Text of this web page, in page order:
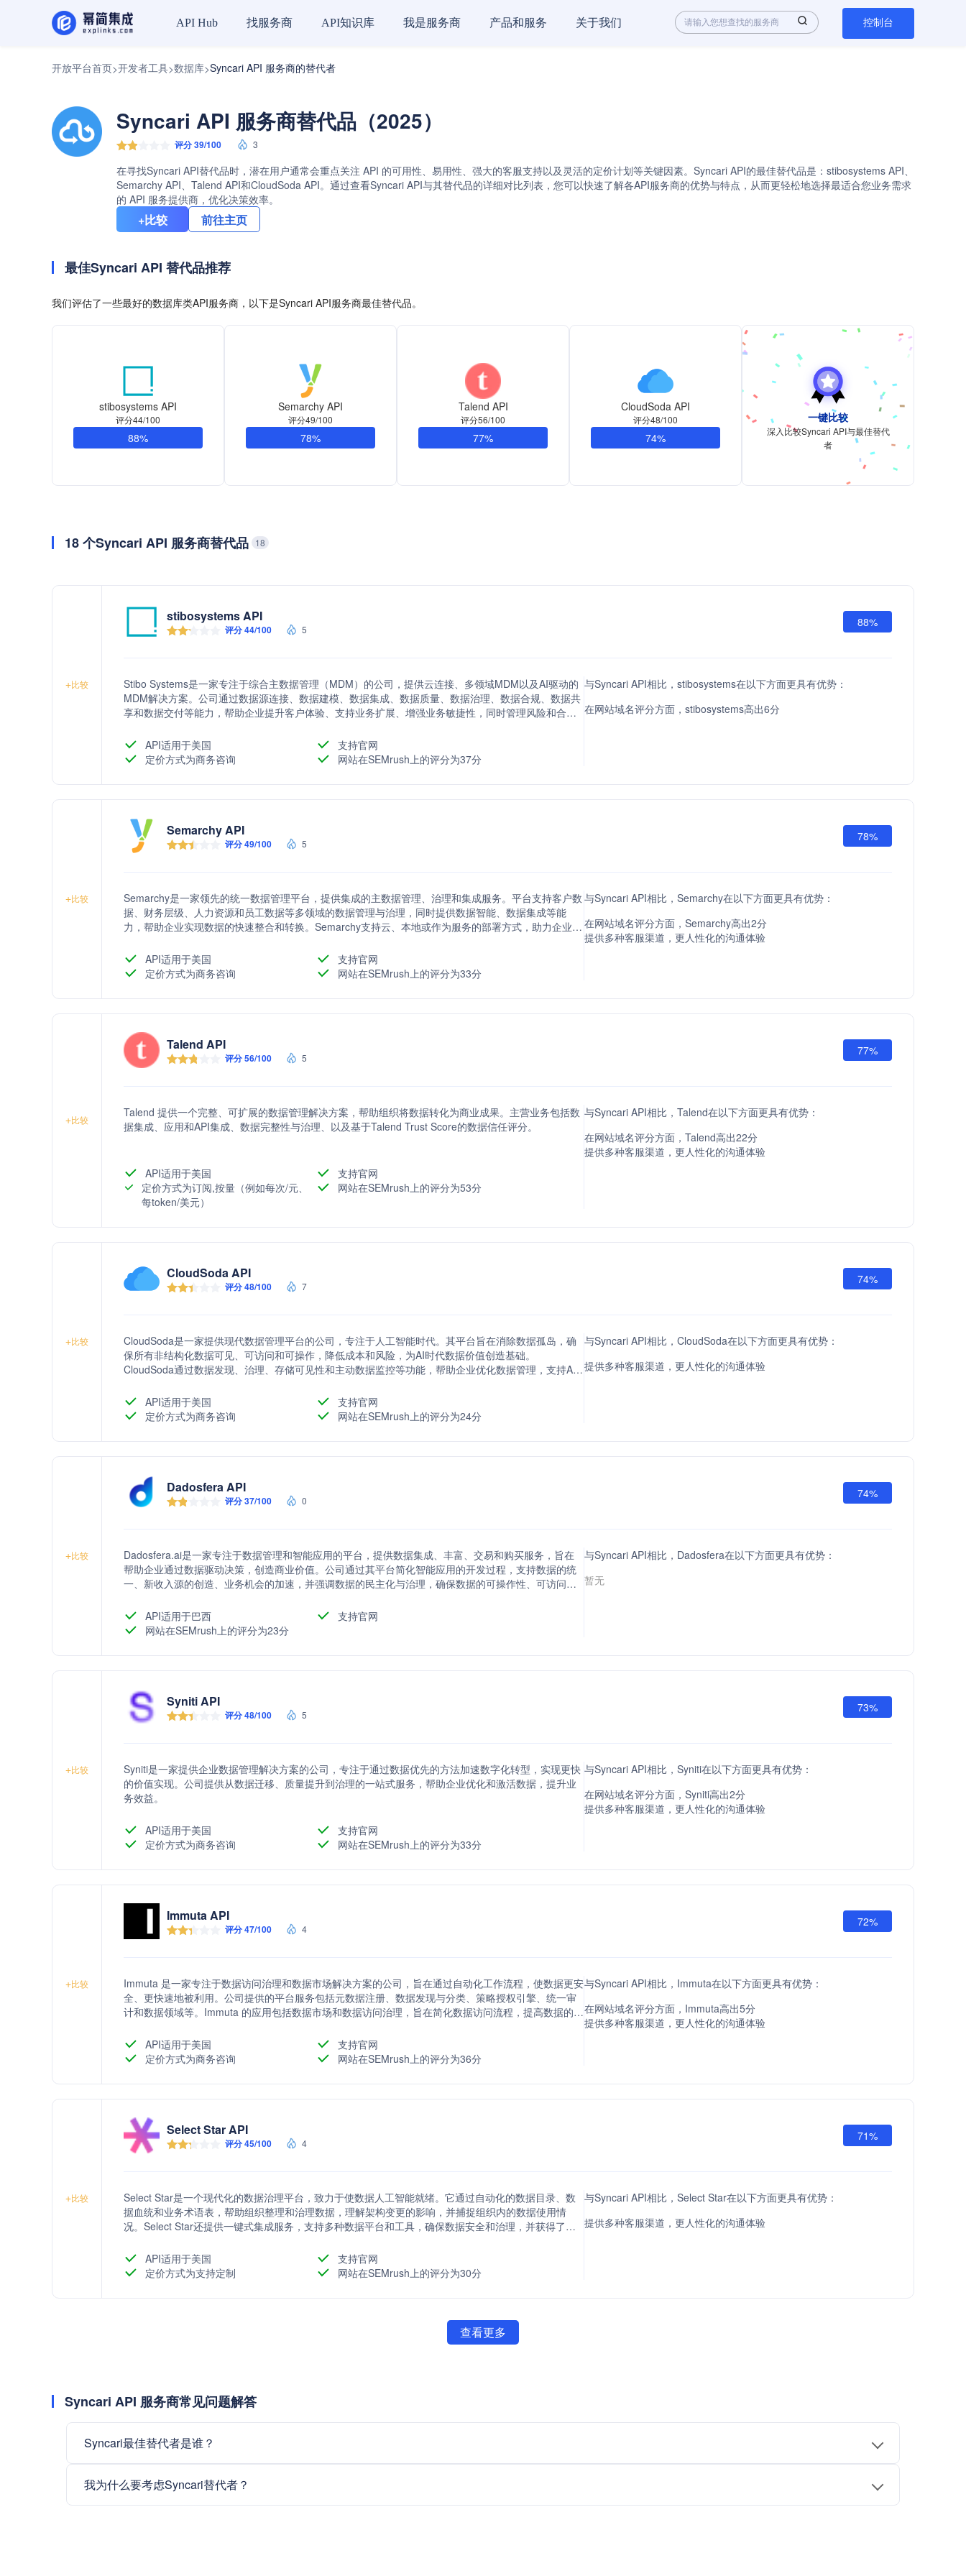
API Hub 找服务商 API知识库 我是服务商 产品和服务 关于我们 控制台
开放平台首页>开发者工具>数据库>Syncari API 服务商的替代者
Syncari API 服务商替代品（2025）
评分 39/100 3
在寻找Syncari API替代品时，潜在用户通常会重点关注 API 的可用性、易用性、强大的客服支持以及灵活的定价计划等关键因素。Syncari API的最佳替代品是：stibosystems API、
Semarchy API、Talend API和CloudSoda API。通过查看Syncari API与其替代品的详细对比列表，您可以快速了解各API服务商的优势与特点，从而更轻松地选择最适合您业务需求
的 API 服务提供商，优化决策效率。
+比较 前往主页
最佳Syncari API 替代品推荐
我们评估了一些最好的数据库类API服务商，以下是Syncari API服务商最佳替代品。
stibosystems API
评分44/100
88%
Semarchy API
评分49/100
78%
Talend API
评分56/100
77%
CloudSoda API
评分48/100
74%
一键比较
深入比较Syncari API与最佳替代
者
18 个Syncari API 服务商替代品 18
+比较
stibosystems API
评分 44/100 5
88%
Stibo Systems是一家专注于综合主数据管理（MDM）的公司，提供云连接、多领域MDM以及AI驱动的
MDM解决方案。公司通过数据源连接、数据建模、数据集成、数据质量、数据治理、数据合规、数据共
享和数据交付等能力，帮助企业提升客户体验、支持业务扩展、增强业务敏捷性，同时管理风险和合规
API适用于美国
支持官网
定价方式为商务咨询
网站在SEMrush上的评分为37分
与Syncari API相比，stibosystems在以下方面更具有优势：
在网站域名评分方面，stibosystems高出6分
+比较
Semarchy API
评分 49/100 5
78%
Semarchy是一家领先的统一数据管理平台，提供集成的主数据管理、治理和集成服务。平台支持客户数
据、财务层级、人力资源和员工数据等多领域的数据管理与治理，同时提供数据智能、数据集成等能
力，帮助企业实现数据的快速整合和转换。Semarchy支持云、本地或作为服务的部署方式，助力企业构
API适用于美国
支持官网
定价方式为商务咨询
网站在SEMrush上的评分为33分
与Syncari API相比，Semarchy在以下方面更具有优势：
在网站域名评分方面，Semarchy高出2分
提供多种客服渠道，更人性化的沟通体验
+比较
Talend API
评分 56/100 5
77%
Talend 提供一个完整、可扩展的数据管理解决方案，帮助组织将数据转化为商业成果。主营业务包括数
据集成、应用和API集成、数据完整性与治理、以及基于Talend Trust Score的数据信任评分。
API适用于美国
支持官网
定价方式为订阅,按量（例如每次/元、
每token/美元）
网站在SEMrush上的评分为53分
与Syncari API相比，Talend在以下方面更具有优势：
在网站域名评分方面，Talend高出22分
提供多种客服渠道，更人性化的沟通体验
+比较
CloudSoda API
评分 48/100 7
74%
CloudSoda是一家提供现代数据管理平台的公司，专注于人工智能时代。其平台旨在消除数据孤岛，确
保所有非结构化数据可见、可访问和可操作，降低成本和风险，为AI时代数据价值创造基础。
CloudSoda通过数据发现、治理、存储可见性和主动数据监控等功能，帮助企业优化数据管理，支持AI
API适用于美国
支持官网
定价方式为商务咨询
网站在SEMrush上的评分为24分
与Syncari API相比，CloudSoda在以下方面更具有优势：
提供多种客服渠道，更人性化的沟通体验
+比较
Dadosfera API
评分 37/100 0
74%
Dadosfera.ai是一家专注于数据管理和智能应用的平台，提供数据集成、丰富、交易和购买服务，旨在
帮助企业通过数据驱动决策，创造商业价值。公司通过其平台简化智能应用的开发过程，支持数据的统
一、新收入源的创造、业务机会的加速，并强调数据的民主化与治理，确保数据的可操作性、可访问性
API适用于巴西
支持官网
网站在SEMrush上的评分为23分
与Syncari API相比，Dadosfera在以下方面更具有优势：
暂无
+比较
Syniti API
评分 48/100 5
73%
Syniti是一家提供企业数据管理解决方案的公司，专注于通过数据优先的方法加速数字化转型，实现更快
的价值实现。公司提供从数据迁移、质量提升到治理的一站式服务，帮助企业优化和激活数据，提升业
务效益。
API适用于美国
支持官网
定价方式为商务咨询
网站在SEMrush上的评分为33分
与Syncari API相比，Syniti在以下方面更具有优势：
在网站域名评分方面，Syniti高出2分
提供多种客服渠道，更人性化的沟通体验
+比较
Immuta API
评分 47/100 4
72%
Immuta 是一家专注于数据访问治理和数据市场解决方案的公司，旨在通过自动化工作流程，使数据更安
全、更快速地被利用。公司提供的平台服务包括元数据注册、数据发现与分类、策略授权引擎、统一审
计和数据领域等。Immuta 的应用包括数据市场和数据访问治理，旨在简化数据访问流程，提高数据的可
API适用于美国
支持官网
定价方式为商务咨询
网站在SEMrush上的评分为36分
与Syncari API相比，Immuta在以下方面更具有优势：
在网站域名评分方面，Immuta高出5分
提供多种客服渠道，更人性化的沟通体验
+比较
Select Star API
评分 45/100 4
71%
Select Star是一个现代化的数据治理平台，致力于使数据人工智能就绪。它通过自动化的数据目录、数
据血统和业务术语表，帮助组织整理和治理数据，理解架构变更的影响，并捕捉组织内的数据使用情
况。Select Star还提供一键式集成服务，支持多种数据平台和工具，确保数据安全和治理，并获得了客
API适用于美国
支持官网
定价方式为支持定制
网站在SEMrush上的评分为30分
与Syncari API相比，Select Star在以下方面更具有优势：
提供多种客服渠道，更人性化的沟通体验
查看更多
Syncari API 服务商常见问题解答
Syncari最佳替代者是谁？
我为什么要考虑Syncari替代者？